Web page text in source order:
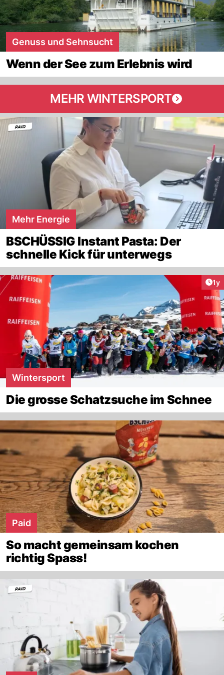
Genuss und Sehnsucht
Wenn der See zum Erlebnis wird
MEHR WINTERSPORT
Mehr Energie
BSCHÜSSIG Instant Pasta: Der
schnelle Kick für unterwegs
1y
Wintersport
Die grosse Schatzsuche im Schnee
Paid
So macht gemeinsam kochen
richtig Spass!